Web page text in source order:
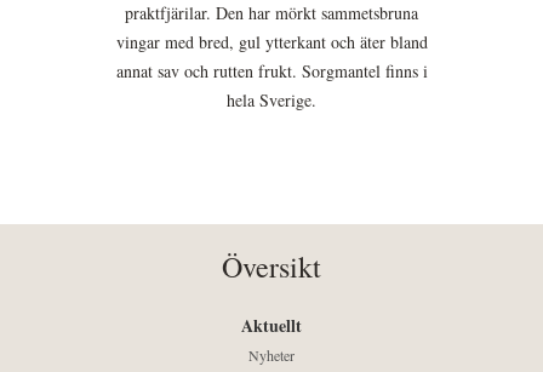
praktfjärilar. Den har mörkt sammetsbruna
vingar med bred, gul ytterkant och äter bland
annat sav och rutten frukt. Sorgmantel finns i
hela Sverige.
Översikt
Aktuellt
Nyheter